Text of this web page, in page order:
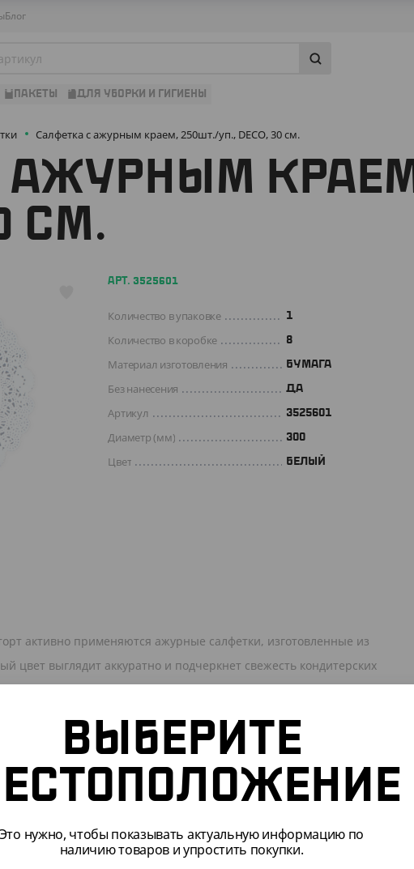
Блог
ПАКЕТЫ ДЛЯ УБОРКИ И ГИГИЕНЫ
Салфетка с ажурным краем, 250шт./уп., DECO, 30 см.
АЖУРНЫМ
СМ.
АРТ. 3525601
Количество в упаковке 1
Количество в коробке 8
Материал изготовления БУМАГА
Без нанесения ДА
Артикул 3525601
Диаметр (мм) 300
Цвет БЕЛЫЙ
активно применяются ажурные салфетки, изготовленные из
цвет выглядит аккуратно и подчеркнет свежесть кондитерских
применения.
ВЫБЕРИТЕ
Это нужно, чтобы показывать актуальную информацию по
наличию товаров и упростить покупки.